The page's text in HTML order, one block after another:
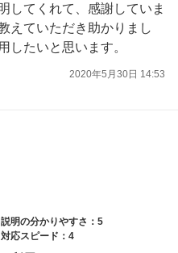
してくれて、感謝していま
えていただき助かりまし
したいと思います。
2020年5月30日 14:53
説明の分かりやすさ：5
対応スピード：4